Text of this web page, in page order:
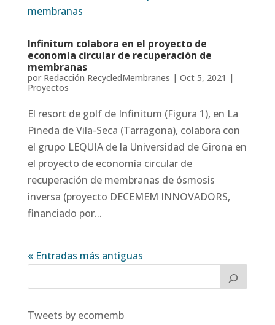
Infinitum colabora en el proyecto de
economía circular de recuperación de
membranas
por Redacción RecycledMembranes | Oct 5, 2021 |
Proyectos
El resort de golf de Infinitum (Figura 1), en La
Pineda de Vila-Seca (Tarragona), colabora con
el grupo LEQUIA de la Universidad de Girona en
el proyecto de economía circular de
recuperación de membranas de ósmosis
inversa (proyecto DECEMEM INNOVADORS,
financiado por...
« Entradas más antiguas
Tweets by ecomemb